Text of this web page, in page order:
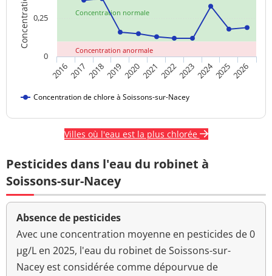
Concentration normale
Concentration anormale
Concentration de chlore à Soissons-sur-Nacey
20162017 201820192020202120222023202420252026
0
0,25
Villes où l'eau est la plus chlorée
Pesticides dans l'eau du robinet à
Soissons-sur-Nacey
Absence de pesticides
Avec une concentration moyenne en pesticides de 0
µg/L en 2025, l'eau du robinet de Soissons-sur-
Nacey est considérée comme dépourvue de